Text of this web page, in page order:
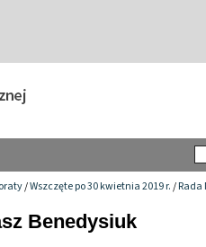
/Wszczęte po 30 kwietnia 2019 r./
Benedysiuk